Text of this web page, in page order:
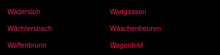
Wadersloh
Wadgassen
Wächtersbach
Wäschenbeuren
Waffenbrunn
Wagenfeld